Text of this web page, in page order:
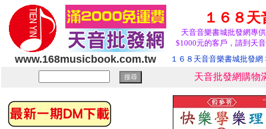
１６８
天音音樂書城批發網專
$1000元的客戶，請到天
www.168musicbook.com.tw １６８天音音樂書城批發網
天音批發網購物